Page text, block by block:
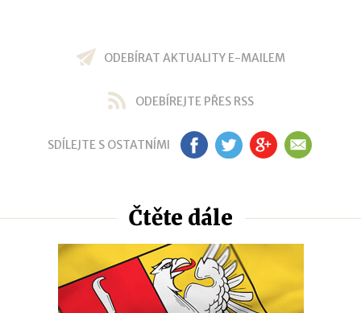
ODEBÍRAT AKTUALITY E-MAILEM
ODEBÍREJTE PŘES RSS
SDÍLEJTE S OSTATNÍMI FB TW GP EM
Čtěte dále